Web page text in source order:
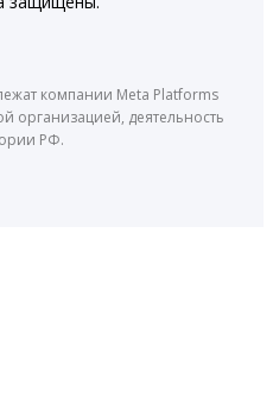
компании Meta Platforms
организацией, деятельность
РФ.